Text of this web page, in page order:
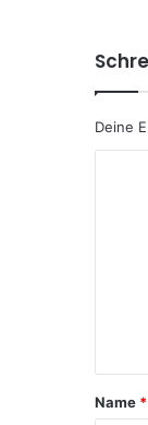
Deine
a
Name *